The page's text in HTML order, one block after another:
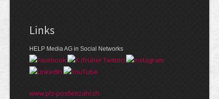
Links
HELP Media AG in Social Networks
www.plz-postleitzahl.ch